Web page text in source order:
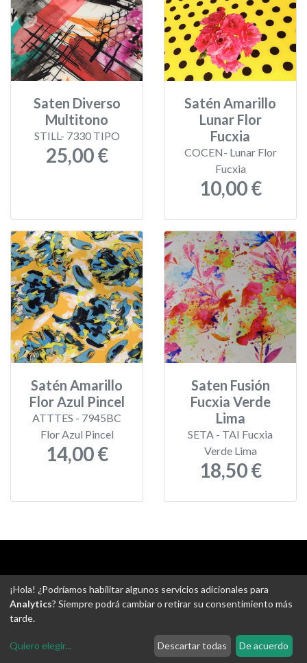
Saten Diverso
Multitono
STILL- 7330 TIPO
25,00 €
Satén Amarillo
Lunar Flor
Fucxia
COCEN- Lunar Flor
Fucxia
10,00 €
Satén Amarillo
Flor Azul Pincel
ATTTES - 7945BC
Flor Azul Pincel
14,00 €
Saten Fusión
Fucxia Verde
Lima
SETA - TAI Fucxia
Verde Lima
18,50 €
-Gastos de envío-Uso de cookies-Ajustes de Cookies
¡Hola! ¿Podríamos habilitar algunos servicios adicionales para
Analytics? Siempre podrá cambiar o retirar su consentimiento más
tarde.
Quiero elegir... Descartar todas De acuerdo